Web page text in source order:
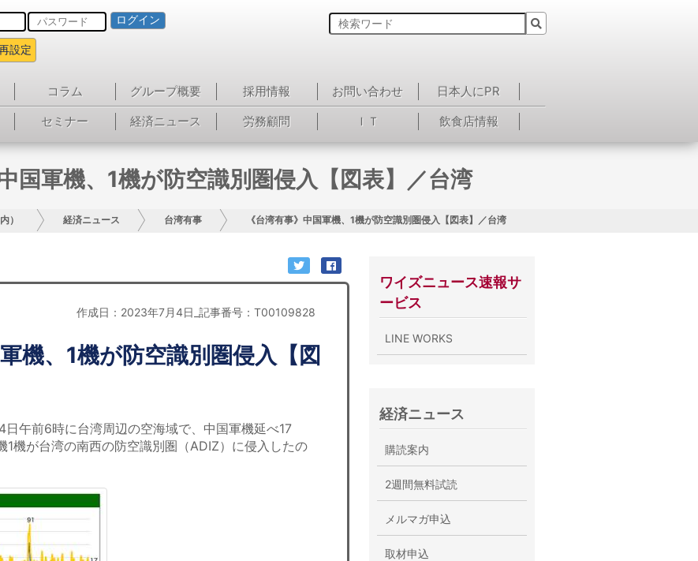
ログイン
設定
コラム グループ概要 採用情報 お問い合わせ
日本人にPR
セミナー 経済ニュース 労務顧問 ＩＴ 飲食店情報
国軍機、1機が防空識別圏侵入【図表】／台湾
） 経済ニュース 台湾有事 《台湾有事》中国軍機、1機が防空識別圏侵入【図表】／台湾
作成日：2023年7月4日_記事番号：T00109828
機、1機が防空識別圏侵入【図
午前6時に台湾周辺の空海域で、中国軍機延べ17
機が台湾の南西の防空識別圏（ADIZ）に侵入したの
ワイズニュース速報サ
ービス
LINE WORKS
経済ニュース
購読案内
2週間無料試読
メルマガ申込
取材申込